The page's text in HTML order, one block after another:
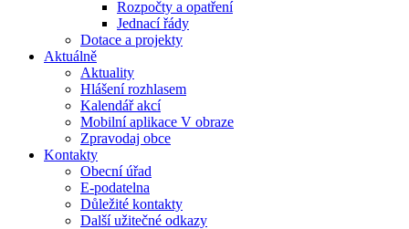
Rozpočty a opatření
Jednací řády
Dotace a projekty
Aktuálně
Aktuality
Hlášení rozhlasem
Kalendář akcí
Mobilní aplikace V obraze
Zpravodaj obce
Kontakty
Obecní úřad
E-podatelna
Důležité kontakty
Další užitečné odkazy